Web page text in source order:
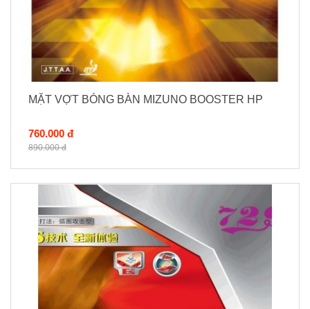
MẶT VỢT BÓNG BÀN MIZUNO BOOSTER HP
760.000 đ
890.000 đ